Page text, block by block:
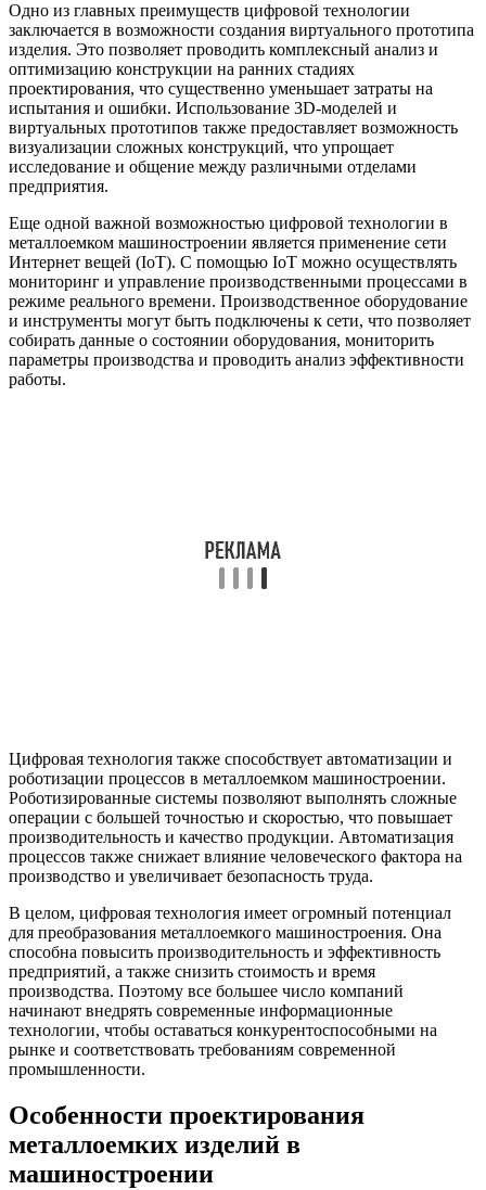
Одно из главных преимуществ цифровой технологии
заключается в возможности создания виртуального прототипа
изделия. Это позволяет проводить комплексный анализ и
оптимизацию конструкции на ранних стадиях
проектирования, что существенно уменьшает затраты на
испытания и ошибки. Использование 3D-моделей и
виртуальных прототипов также предоставляет возможность
визуализации сложных конструкций, что упрощает
исследование и общение между различными отделами
предприятия.
Еще одной важной возможностью цифровой технологии в
металлоемком машиностроении является применение сети
Интернет вещей (IoT). С помощью IoT можно осуществлять
мониторинг и управление производственными процессами в
режиме реального времени. Производственное оборудование
и инструменты могут быть подключены к сети, что позволяет
собирать данные о состоянии оборудования, мониторить
параметры производства и проводить анализ эффективности
работы.
Цифровая технология также способствует автоматизации и
роботизации процессов в металлоемком машиностроении.
Роботизированные системы позволяют выполнять сложные
операции с большей точностью и скоростью, что повышает
производительность и качество продукции. Автоматизация
процессов также снижает влияние человеческого фактора на
производство и увеличивает безопасность труда.
В целом, цифровая технология имеет огромный потенциал
для преобразования металлоемкого машиностроения. Она
способна повысить производительность и эффективность
предприятий, а также снизить стоимость и время
производства. Поэтому все большее число компаний
начинают внедрять современные информационные
технологии, чтобы оставаться конкурентоспособными на
рынке и соответствовать требованиям современной
промышленности.
Особенности проектирования
металлоемких изделий в
машиностроении